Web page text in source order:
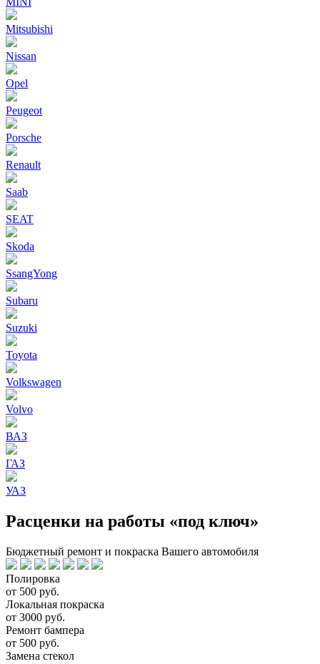
Mitsubishi
Nissan
Opel
Peugeot
Porsche
Renault
Saab
SEAT
Skoda
SsangYong
Subaru
Suzuki
Toyota
Volkswagen
Volvo
ВАЗ
ГАЗ
УАЗ
Расценки на работы «под ключ»
Бюджетный ремонт и покраска Вашего автомобиля
Полировка
от 500 руб.
Локальная покраска
от 3000 руб.
Ремонт бампера
от 500 руб.
Замена стекол